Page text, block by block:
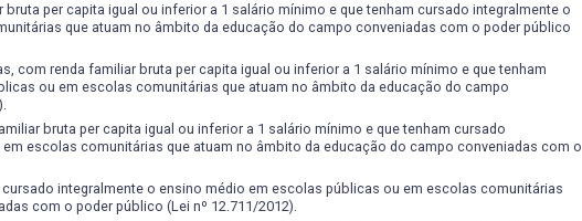
per capita igual ou inferior a 1 salário mínimo e que tenham cursado integralmente o
que atuam no âmbito da educação do campo conveniadas com o poder público
com renda familiar bruta per capita igual ou inferior a 1 salário mínimo e que tenham
ou em escolas comunitárias que atuam no âmbito da educação do campo
bruta per capita igual ou inferior a 1 salário mínimo e que tenham cursado
escolas comunitárias que atuam no âmbito da educação do campo conveniadas com o
integralmente o ensino médio em escolas públicas ou em escolas comunitárias
com o poder público (Lei nº 12.711/2012).